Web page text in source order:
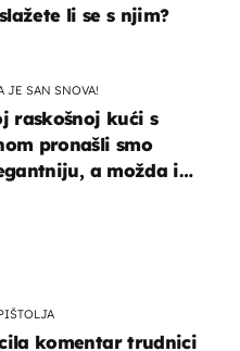
komentar trudnici
li se s njim?
JE SAN SNOVA!
raskošnoj kući s
pronašli smo
a možda i